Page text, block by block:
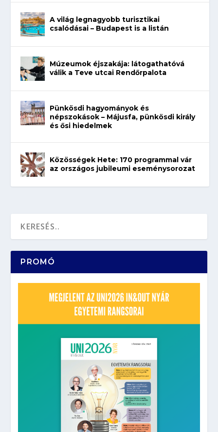
A világ legnagyobb turisztikai
csalódásai – Budapest is a listán
Múzeumok éjszakája: látogathatóvá
válik a Teve utcai Rendőrpalota
Pünkösdi hagyományok és
népszokások – Májusfa, pünkösdi király
és ősi hiedelmek
Közösségek Hete: 170 programmal vár
az országos jubileumi eseménysorozat
PROMÓ